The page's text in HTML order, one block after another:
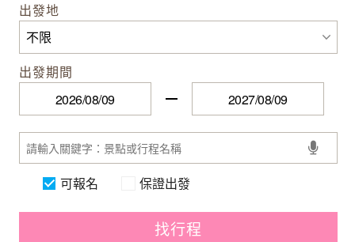
出發地
出發期間
可報名 保證出發
找行程